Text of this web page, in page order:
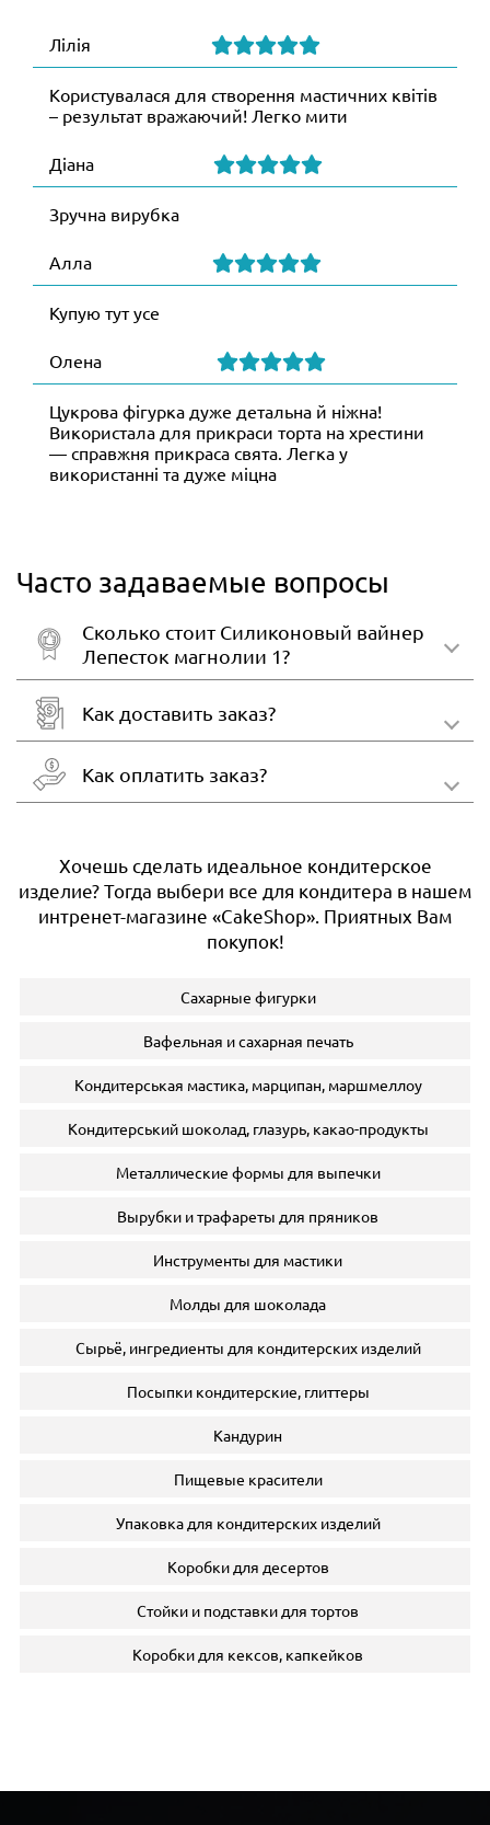
Лілія
Користувалася для створення мастичних квітів
– результат вражаючий! Легко мити
Діана
Зручна вирубка
Алла
Купую тут усе
Олена
Цукрова фігурка дуже детальна й ніжна!
Використала для прикраси торта на хрестини
— справжня прикраса свята. Легка у
використанні та дуже міцна
Часто задаваемые вопросы
Сколько стоит Силиконовый вайнер
Лепесток магнолии 1?
Как доставить заказ?
Как оплатить заказ?
Хочешь сделать идеальное кондитерское
изделие? Тогда выбери все для кондитера в нашем
интренет-магазине «CakeShop». Приятных Вам
покупок!
Сахарные фигурки
Вафельная и сахарная печать
Кондитерськая мастика, марципан, маршмеллоу
Кондитерський шоколад, глазурь, какао-продукты
Металлические формы для выпечки
Вырубки и трафареты для пряников
Инструменты для мастики
Молды для шоколада
Сырьё, ингредиенты для кондитерских изделий
Посыпки кондитерские, глиттеры
Кандурин
Пищевые красители
Упаковка для кондитерских изделий
Коробки для десертов
Стойки и подставки для тортов
Коробки для кексов, капкейков